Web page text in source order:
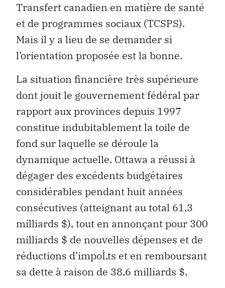
Transfert canadien en matière de santé
et de programmes sociaux (TCSPS).
Mais il y a lieu de se demander si
l’orientation proposée est la bonne.
La situation financière très supérieure
dont jouit le gouvernement fédéral par
rapport aux provinces depuis 1997
constitue indubitablement la toile de
fond sur laquelle se déroule la
dynamique actuelle. Ottawa a réussi à
dégager des excédents budgétaires
considérables pendant huit années
consécutives (atteignant au total 61,3
milliards $), tout en annonçant pour 300
milliards $ de nouvelles dépenses et de
réductions d’impoÌ‚ts et en remboursant
sa dette à raison de 38,6 milliards $.